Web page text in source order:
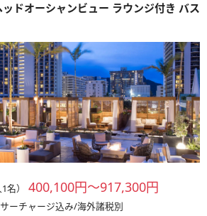
ドオーシャンビュー ラウンジ付き バス
） 400,100円～917,300円
ーチャージ込み/海外諸税別